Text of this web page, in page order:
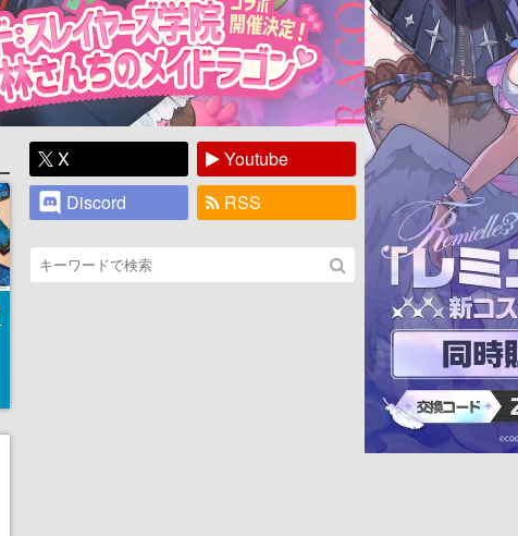
X
Youtube
Discord
RSS